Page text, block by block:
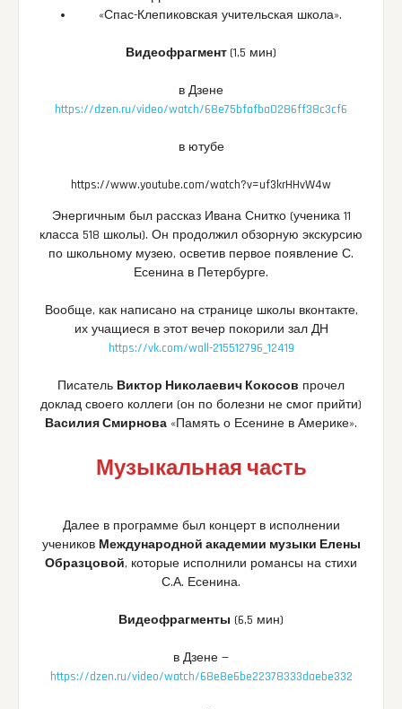
«Спас-Клепиковская учительская школа».
Видеофрагмент (1,5 мин)
в Дзене
https://dzen.ru/video/watch/68e75bfafba0286ff38c3cf6
в ютубе
https://www.youtube.com/watch?v=uf3krHHvW4w
Энергичным был рассказ Ивана Снитко (ученика 11
класса 518 школы). Он продолжил обзорную экскурсию
по школьному музею, осветив первое появление С.
Есенина в Петербурге.
Вообще, как написано на странице школы вконтакте,
их учащиеся в этот вечер покорили зал ДН
https://vk.com/wall-215512796_12419
Писатель Виктор Николаевич Кокосов прочел
доклад своего коллеги (он по болезни не смог прийти)
Василия Смирнова «Память о Есенине в Америке».
Музыкальная часть
Далее в программе был концерт в исполнении
учеников Международной академии музыки Елены
Образцовой, которые исполнили романсы на стихи
С.А. Есенина.
Видеофрагменты (6,5 мин)
в Дзене —
https://dzen.ru/video/watch/68e8e6be22378333daebe332